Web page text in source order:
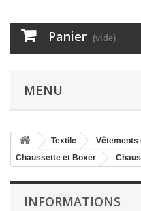
Panier (vide)
MENU
Textile
Vêtements
Chaussette et Boxer
INFORMATIONS